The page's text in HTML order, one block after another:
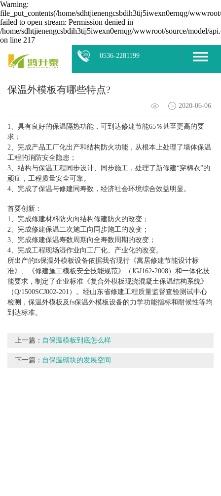
Warning:
file_put_contents(/home/sdhtjienengcsbdih3tij5iwexn0ernqg/
failed to open stream: Permission denied in
/home/sdhtjienengcsbdih3tij5iwexn0ernqg/wwwroot/source/model/
on line 217
0536-2281199
保温外模板有哪些特点?
2020-06-06
1、具有良好的保温隔热功能，可到达修建节能65％甚至更高的要
求；
2、完成产品工厂化出产和结构防火功能，从根本上处理了墙体保温
工程的消防安全隐患；
3、结构与保温工程同步设计、同步施工，处理了新修建“穿棉衣”的
顽症，工程质量安全可靠。
4、完成了保温与修建同寿数，经济社会环境综合效益明显。
首要创新：
1、完成修建材料防火向结构修建防火的改变；
2、完成修建保温二次施工向同步施工的改变；
3、完成修建保温寿数周期向全寿数周期的改变；
4、完成工程现场湿作业向工厂化、产业化的改变。
所出产的fs保温外模板设备依据我省现行《寓居修建节能设计标
准》、《修建施工模板安全技能规范》（JGJ162-2008）和一体化技
能要求，制定了企业标准《复合外模板现浇混凝土保温结构系统》
（Q/1500SCJ002-201）。经山东省修建工程质量监督查验测试中心
检测，保温外模板及fs保温外模板设备的力学功能指标和耐候性等均
到达标准。
上一篇： 自保温模板到底怎么样
下一篇： 自保温砌块的发展空间